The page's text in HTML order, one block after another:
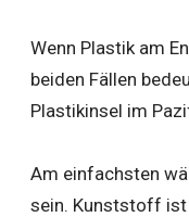
Wenn Plastik am
beiden Fällen
Plastikinsel im
Am einfachsten
sein. Kunststoff ist